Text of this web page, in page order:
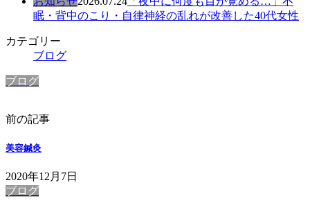
眠・背中のこり・自律神経の乱れが改善した40代女性
カテゴリー
ブログ
ブログ
前の記事
美容鍼灸
2020年12月7日
ブログ